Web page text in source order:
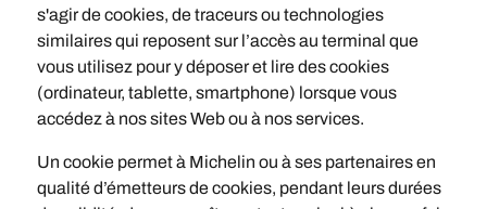
s'agir de cookies, de traceurs ou technologies
similaires qui reposent sur l’accès au terminal que
vous utilisez pour y déposer et lire des cookies
(ordinateur, tablette, smartphone) lorsque vous
accédez à nos sites Web ou à nos services.
Un cookie permet à Michelin ou à ses partenaires en
qualité d’émetteurs de cookies, pendant leurs durées